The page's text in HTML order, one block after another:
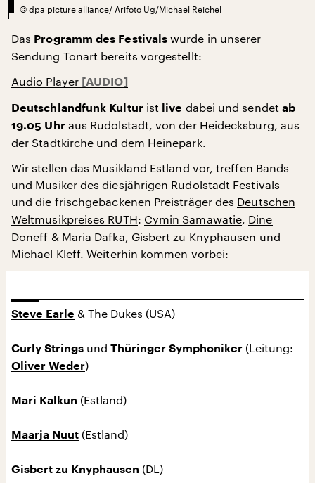
© dpa picture alliance/ Arifoto Ug/Michael Reichel
Das Programm des Festivals wurde in unserer
Sendung Tonart bereits vorgestellt:
Audio Player
Deutschlandfunk Kulturist live dabei und sendet ab
19.05 Uhr aus Rudolstadt, von der Heidecksburg, aus
der Stadtkirche und dem Heinepark.
Wir stellen das Musikland Estland vor, treffen Bands
und Musiker des diesjährigen Rudolstadt Festivals
und die frischgebackenen Preisträger des Deutschen
Weltmusikpreises RUTH: Cymin Samawatie Dine
Doneff & Maria Dafka, Gisbert zu Knyphausen und
Michael Kleff. Weiterhin kommen vorbei:
Steve Earle & The Dukes (USA)
Curly Strings und Thüringer Symphoniker (Leitung:
Oliver Weder)
Mari Kalkun (Estland)
Maarja Nuut (Estland)
Gisbert zu Knyphausen (DL)